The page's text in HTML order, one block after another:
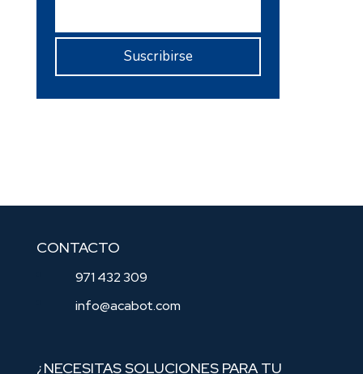
CONTACTO
971 432 309
info@acabot.com
¿NECESITAS SOLUCIONES PARA TU